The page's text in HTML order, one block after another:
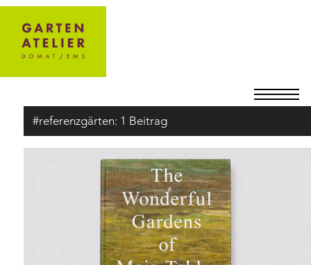
#referenzgärten: 1 Beitrag